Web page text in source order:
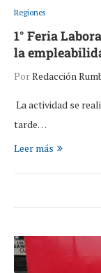
Regiones
1° Feria
la
PorRedacción
La actividad se
tarde…
Leer más